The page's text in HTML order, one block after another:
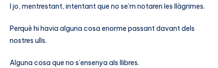
I jo, mentrestant, intentant que no se’m notaren les llàgrimes.
Perquè hi havia alguna cosa enorme passant davant dels
nostres ulls.
Alguna cosa que no s’ensenya als llibres.